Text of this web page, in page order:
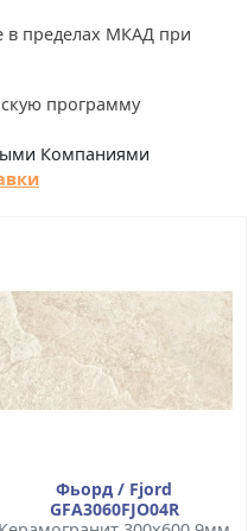
в пределах МКАД при
программу
Компаниями
Фьорд / Fjord
GFA3060FJO04R